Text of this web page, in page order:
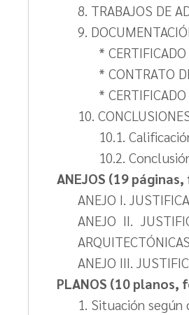
8. TRABAJOS DE
9.
*
* CONTRATO
*
10.
10.1.
10.2.
ANEJOS (19
ANEJO I.
ANEJO II.
ARQUITECTÓNICAS
ANEJO III.
PLANOS (10 planos,
1. Situación según